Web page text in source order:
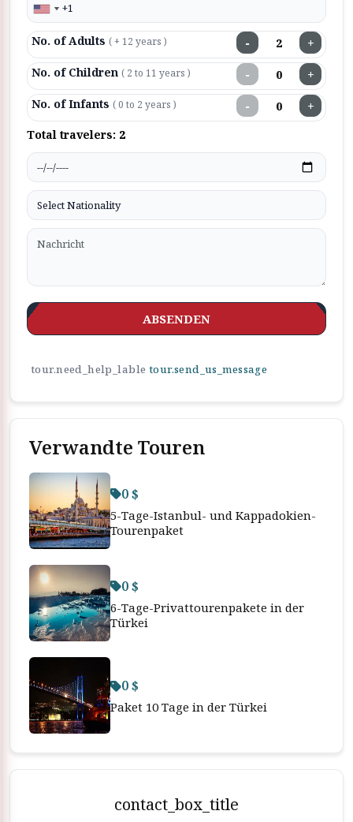
No. of Adults ( + 12 years ) − +
No. of Children ( 2 to 11 years ) − +
No. of Infants ( 0 to 2 years ) − +
Total travelers: 2
ABSENDEN
tour.need_help_lable tour.send_us_message
Verwandte Touren
0 $
5-Tage-Istanbul- und Kappadokien-
Tourenpaket
0 $
6-Tage-Privattourenpakete in der
Türkei
0 $
Paket 10 Tage in der Türkei
contact_box_title